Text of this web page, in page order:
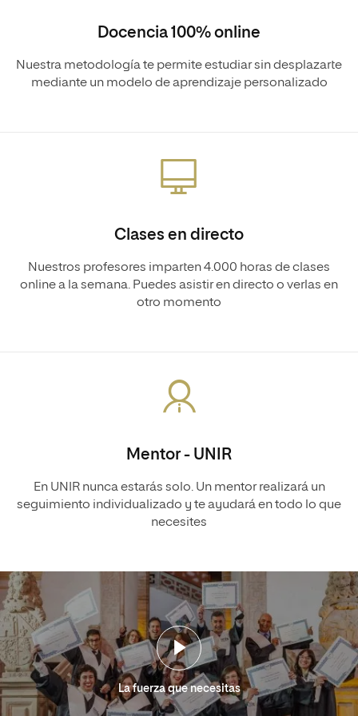
Docencia 100% online
Nuestra metodología te permite estudiar sin desplazarte
mediante un modelo de aprendizaje personalizado
Clases en directo
Nuestros profesores imparten 4.000 horas de clases
online a la semana. Puedes asistir en directo o verlas en
otro momento
Mentor - UNIR
En UNIR nunca estarás solo. Un mentor realizará un
seguimiento individualizado y te ayudará en todo lo que
necesites
La fuerza que necesitas